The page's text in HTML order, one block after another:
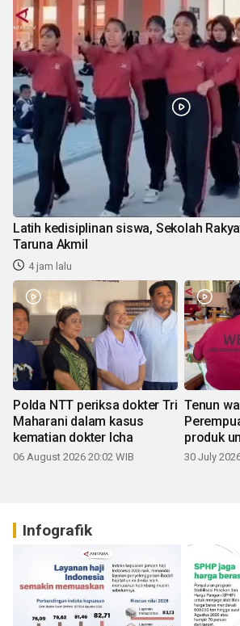
Latih kedisiplinan siswa, Sekolah
Taruna Akmil
4 jam lalu
Polda NTT periksa dokter Tri
Maharani dalam kasus
kematian dokter Icha
06 August 2026 20:02 WIB
Tenun
produk
30 July
Infografik